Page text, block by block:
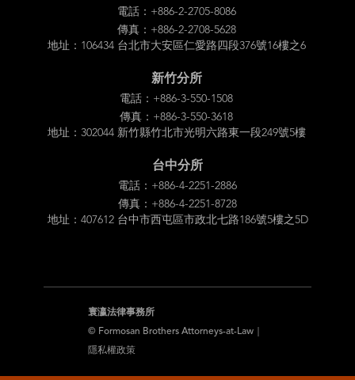
電話：+886-2-2705-8086
傳真：+886-2-2708-5628
地址：106434 台北市大安區仁愛路四段376號16樓之6
新竹分所
電話：+886-3-550-1508
傳真：+886-3-550-3618
地址：302044 新竹縣竹北市光明六路東一段249號5樓
台中分所
電話：+886-4-2251-2886
傳真：+886-4-2251-8728
地址：407612 台中市西屯區市政北七路186號5樓之5D
寰瀛法律事務所
© Formosan Brothers Attorneys-at-Law｜
隱私權政策